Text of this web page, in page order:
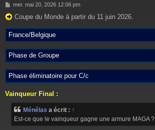
M
s
a
g
e
mer. mai 20, 2026 12:06 pm
Coupe du Monde à partir du 11 juin 2026.
France/Belgique
Phase de Groupe
Phase éliminatoire pour C/c
Vainqueur Final :
Ménélas a écrit : ↑
Est-ce que le vainqueur gagne une armure MAGA ?